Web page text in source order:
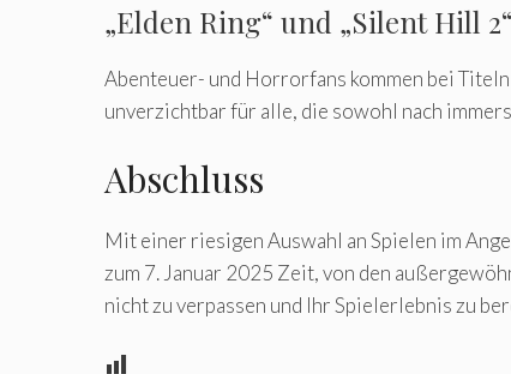
„Elden Ring“ und „Silent Hill 2“
Abenteuer- und Horrorfans kommen bei
unverzichtbar für alle, die sowohl nach
Abschluss
Mit einer riesigen Auswahl an Spielen im
zum 7. Januar 2025 Zeit, von den
nicht zu verpassen und Ihr Spielerlebnis zu